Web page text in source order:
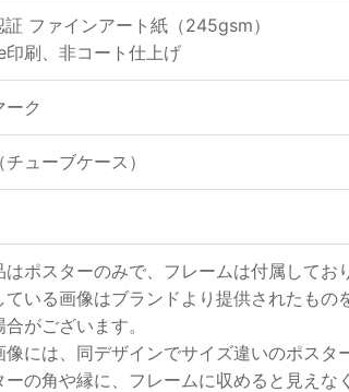
証 ファインアート紙（245gsm）
印刷、非コート仕上げ
ーク
ューブケース）
はポスターのみで、フレームは付属してお
ている画像はブランドより提供されたも
合がございます。
像には、同デザインでサイズ違いのポスタ
ーの角や縁に、フレームに収めると見えな